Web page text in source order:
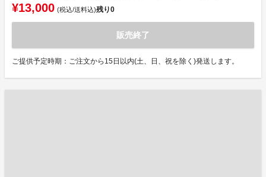
¥13,000 (税込/送料込)残り0
販売終了
ご提供予定時期：ご注文から15日以内(土、日、祝を除く)発送します。